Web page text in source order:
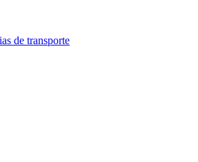
de transporte